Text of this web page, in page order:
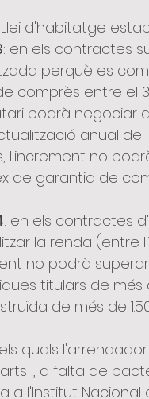
d'habitatge
: en els contractes
perquè es
comprès entre el
podrà
anual
l'increment no
de garantia de
: en els contractes
la renda (entre
no podrà
titulars de
de més de
quals
i, a falta de
a l'Institut